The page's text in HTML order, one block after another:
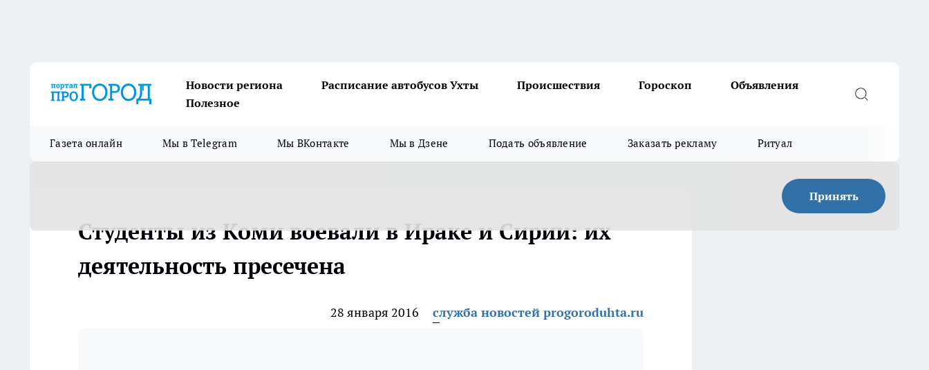
Новости региона Расписание автобусов Ухты Происшествия Гороскоп
Объявления
Полезное
Газета онлайн Мы в Telegram Мы ВКонтакте Мы в Дзене Подать объявление Заказать рекламу Ритуал
Принять
Студенты из Коми воевали в Ираке и Сирии: их
деятельность пресечена
28 января 2016 служба новостей progoroduhta.ru